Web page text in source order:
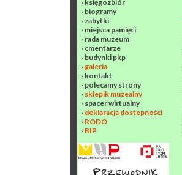
› księgozbiór
› biogramy
› zabytki
› miejsca pamięci
› rada muzeum
› cmentarze
› budynki pkp
› galeria
› kontakt
› polecamy strony
› sklepik muzealny
› spacer wirtualny
› deklaracja dostepności
› RODO
› BIP